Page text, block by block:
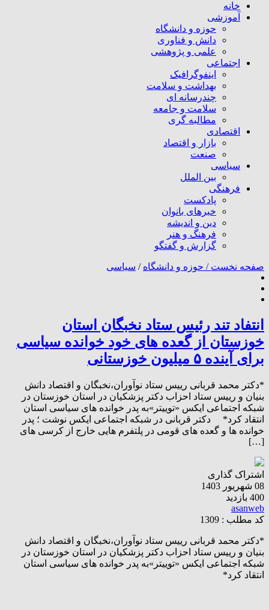
خانه
آموزشی
حوزه و دانشگاه
دانش و فناوری
علمی و پژوهشی
اجتماعی
اینفوگرافیک
بهداشت و سلامت
چندرسانه ای
سلامت و جامعه
مطالبه گری
اقتصادی
بازار و اقتصاد
صنعت
سیاسی
بین الملل
فرهنگی
پادکست
خبرهای بانوان
دین و اندیشه
فرهنگ و هنر
گزارش و گفتگو
صفحه نخست / حوزه و دانشگاه / سیاسی
انتفاد تند رئیس ستاد نخبگان استان
خوزستان از گعده های خود خوانده سیاسی
برای آینده ۵ میلیون خوزستانی
*دکتر محمد قربانی رییس ستاد نوآوران،نخبگان و اقتصاد دانش
بنیان و رییس ستاد احزاب دکتر پزشکیان در استان خوزستان در
شبکه اجتماعی ایکس «توییتر»به پدر خوانده های سیاسی استان
انتقاد کرد* دکتر قربانی در شبکه اجتماعی ایکس نوشت ؛ پدر
خوانده ها و گعده های قومی در پلتفرم هایی خارج از کرسی های
[…]
اشتراک گذاری
08 شهریور 1403
400 بازدید
asanweb
کد مطلب : 1309
*دکتر محمد قربانی رییس ستاد نوآوران،نخبگان و اقتصاد دانش
بنیان و رییس ستاد احزاب دکتر پزشکیان در استان خوزستان در
شبکه اجتماعی ایکس «توییتر»به پدر خوانده های سیاسی استان
انتقاد کرد*